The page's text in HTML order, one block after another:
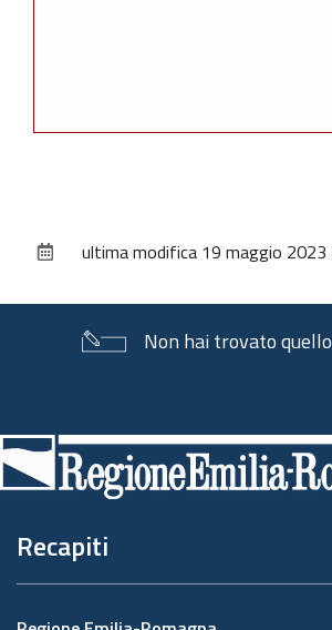
documentoultima modifica 19 maggio 2023
Non hai trovato
di
pagina
Recapiti